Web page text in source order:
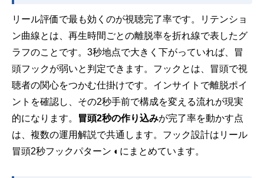
リール評価で最も効くのが視聴完了率です。リテンショ
ン曲線とは、再生時間ごとの離脱率を折れ線で表したグ
ラフのことです。3秒地点で大きく下がっていれば、冒
頭フックが弱いと判定できます。フックとは、冒頭で視
聴者の関心をつかむ仕掛けです。インサイトで離脱ポイ
ントを確認し、その2秒手前で構成を変える流れが現実
的になります。
冒頭2秒の作り込みが完了率を動かす点
は、複数の運用解説で共通します。フック設計はリール
冒頭2秒フックパターン ◐にまとめています。